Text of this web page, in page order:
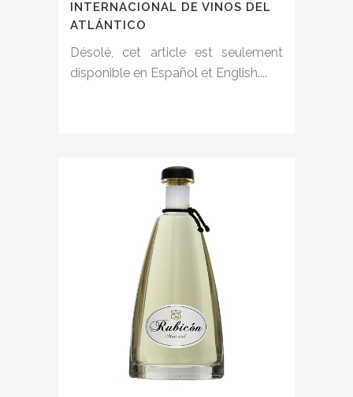
INTERNACIONAL DE VINOS DEL
ATLÁNTICO
Désolé, cet article est seulement
disponible en Español et English....